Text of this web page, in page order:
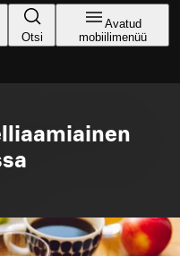
Otsi
Avatud
mobiilimenüü